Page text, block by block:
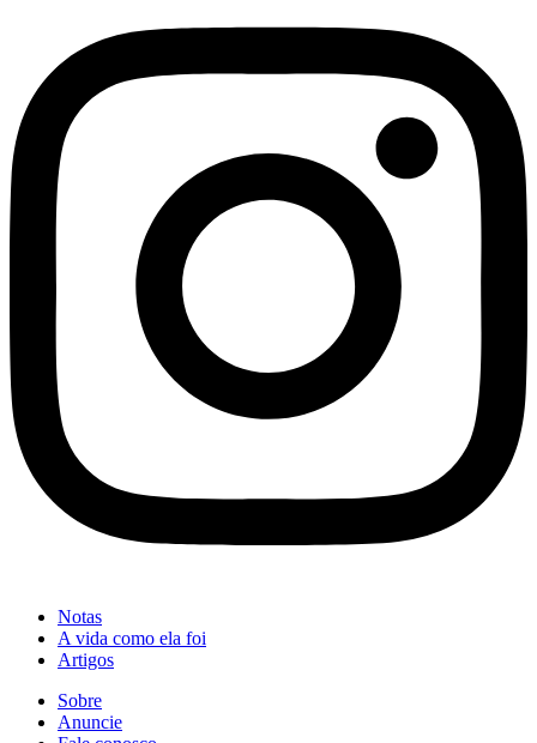
Notas
A vida como ela foi
Artigos
Sobre
Anuncie